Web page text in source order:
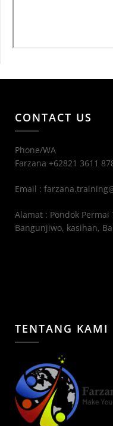
CONTACT US
Phone/WA
Farzana +62821 3611
Email :
Alamat : Pondok
Bangunjiwo, kasihan,
TENTANG KAMI